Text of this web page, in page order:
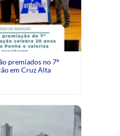
premiados no 7º
em Cruz Alta